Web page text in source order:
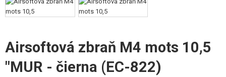
MASKOVANIE, FARBY, PÁSKY
DOPLNKY K ZBRANIAM, POPRUHY
NÁHRADNÉ DIELY ZBRANÍ, UPGRADE
Airsoftová zbraň M4 mots 10,5
"MUR - čierna (EC-822)